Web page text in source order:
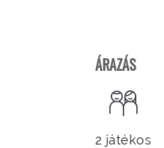
ÁRAZÁS
2 játékos